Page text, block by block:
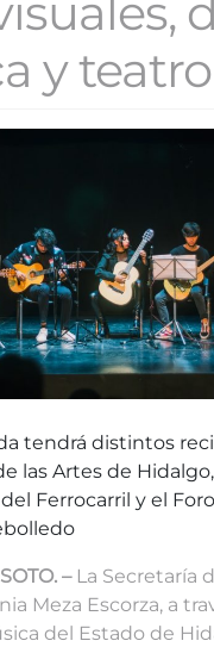
y teatro
tendrá distintos
las Artes de
Ferrocarril y el
–La Secretaría
Meza Escorza, a
del Estado de